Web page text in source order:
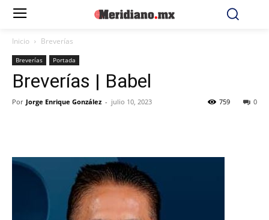
Inicio Breverías
Breverías Portada
Breverías | Babel
Por Jorge Enrique González - julio 10, 2023 0
759